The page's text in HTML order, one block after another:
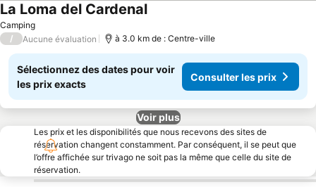
Camping
La Loma del CardenalConsulter les prix
/ Aucune évaluation à 3.0 km de : Centre-ville
Sélectionnez des dates pour voir
les prix exacts
Consulter les prix
Voir plus
Les prix et les disponibilités que nous recevons des sites de
réservation changent constamment. Par conséquent, il se peut que
l’offre affichée sur trivago ne soit pas la même que celle du site de
réservation.